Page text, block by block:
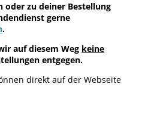
oder zu deiner Bestellung
gerne
.
auf diesem Weg keine
entgegen.
direkt auf der Webseite